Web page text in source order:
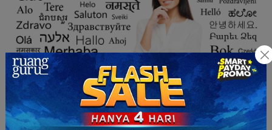
Penerjemah (Sumber: iaemember.com)